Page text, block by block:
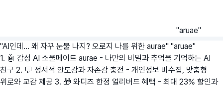
"aruae"
"AI인데... 왜 자꾸 눈물 나지? 오로지 나를 위한 aurae" "aruae"
1. 🤖 감성 AI 소울메이트 aurae - 나만의 비밀과 추억을 기억하는 AI
친구 2. 💬 정서적 안도감과 자존감 충전 - 개인정보 비수집, 맞춤형
위로와 교감 제공 3. 🎁 와디즈 한정 얼리버드 혜택 - 최대 23% 할인과